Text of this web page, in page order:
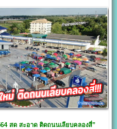
สด สะอาด ติดถนนเลียบคลองสี่”